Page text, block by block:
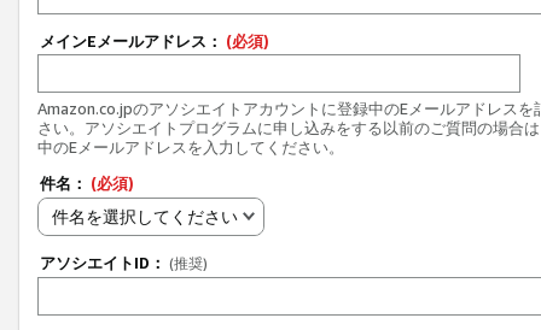
メインEメールアドレス： (必須)
Amazon.co.jpのアソシエイトアカウントに登録中のEメールアドレスを
さい。アソシエイトプログラムに申し込みをする以前のご質問の場合
中のEメールアドレスを入力してください。
件名： (必須)
件名を選択してください
アソシエイトID： (推奨)